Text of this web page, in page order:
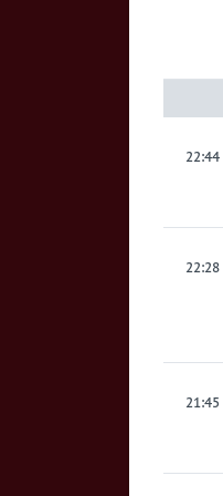
22:44
22:28
21:45